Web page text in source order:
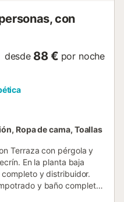
con
desde 88 € por noche
Ropa de cama, Toallas
Terraza con pérgola y
En la planta baja
y distribuidor.
y baño completo